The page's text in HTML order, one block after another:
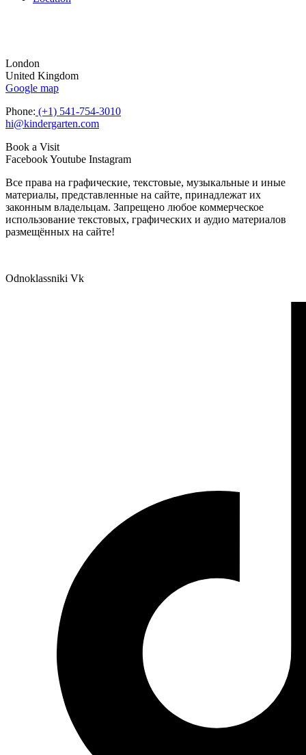
London
United Kingdom
Google map
Phone: (+1) 541-754-3010
hi@kindergarten.com
Book a Visit
FacebookYoutube Instagram
Все права на графические, текстовые, музыкальные и иные
материалы, представленные на сайте, принадлежат их
законным владельцам. Запрещено любое коммерческое
использование текстовых, графических и аудио материалов
размещённых на сайте!
Odnoklassniki Vk